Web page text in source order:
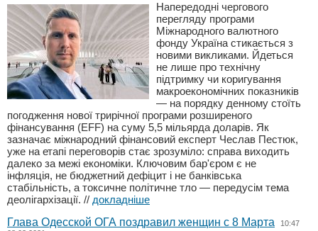
Напередодні чергового
перегляду програми
Міжнародного валютного
фонду Україна стикається з
новими викликами. Йдеться
не лише про технічну
підтримку чи коригування
макроекономічних показників
— на порядку денному стоїть
погодження нової трирічної програми розширеного
фінансування (EFF) на суму 5,5 мільярда доларів. Як
зазначає міжнародний фінансовий експерт Чеслав Пестюк,
уже на етапі переговорів стає зрозуміло: справа виходить
далеко за межі економіки. Ключовим бар'єром є не
інфляція, не бюджетний дефіцит і не банківська
стабільність, а токсичне політичне тло — передусім тема
деолігархізації. // докладніше
Глава Одесской ОГА поздравил женщин с 8 Марта
10:47